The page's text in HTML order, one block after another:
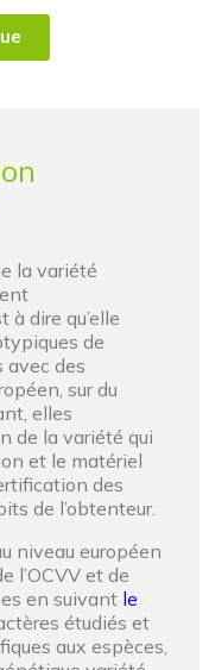
la variété
à dire qu’elle
de
avec des
sur du
elles
de la variété qui
et le matériel
des
de l’obtenteur.
niveau européen
l’OCVV et de
en suivant le
étudiés et
aux espèces,